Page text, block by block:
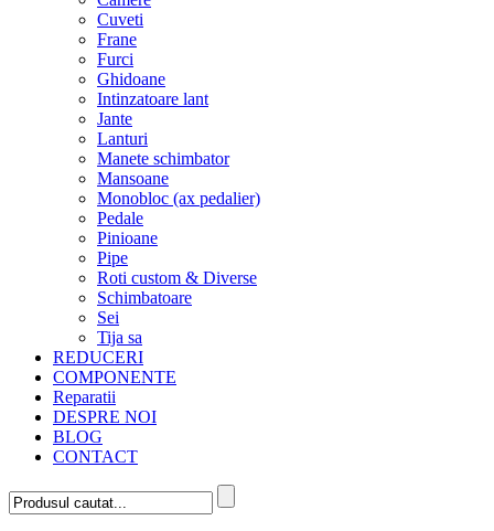
Cuveti
Frane
Furci
Ghidoane
Intinzatoare lant
Jante
Lanturi
Manete schimbator
Mansoane
Monobloc (ax pedalier)
Pedale
Pinioane
Pipe
Roti custom & Diverse
Schimbatoare
Sei
Tija sa
REDUCERI
COMPONENTE
Reparatii
DESPRE NOI
BLOG
CONTACT